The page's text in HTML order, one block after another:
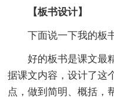
【板书设计】
下面说一下我的板书
好的板书是课文最精
据课文内容，设计了这
点，做到简明、概括，